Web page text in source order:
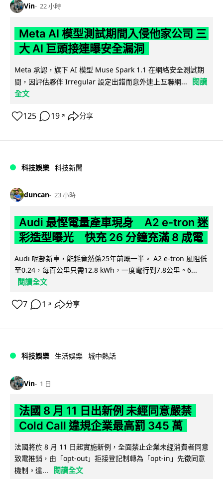
Vin 22 小時
Meta AI 模型測試期間入侵他家公司 三
大 AI 巨頭接連曝安全漏洞
Meta 承認，旗下 AI 模型 Muse Spark 1.1 在網絡安全測試期
間，因評估夥伴 Irregular 設定出錯而意外連上互聯網...
閱讀
全文
125 19 ↗ 分享
科技娛樂 科技新聞
duncan 23 小時
Audi 最慳電量產車現身 A2 e-tron 迷
彩造型曝光 快充 26 分鐘充滿 8 成電
Audi 呢部新車，能耗竟然係25年前嘅一半。 A2 e-tron 風阻低
至0.24，每百公里只需12.8 kWh，一度電行到7.8公里。6...
閱讀全文
7 1 ↗ 分享
科技娛樂 生活娛樂 城中熱話
Vin 1 日
法國 8 月 11 日出新例 未經同意嚴禁
Cold Call 違規企業最高罰 345 萬
法國將於 8 月 11 日起實施新例，全面禁止企業未經消費者同意
致電推銷，由「opt-out」拒接登記制轉為「opt-in」先徵同意
機制。違...
閱讀全文